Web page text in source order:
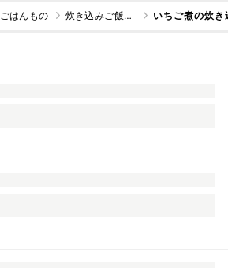
ごはんもの 炊き込みご飯・混ぜご飯 いちご煮の炊